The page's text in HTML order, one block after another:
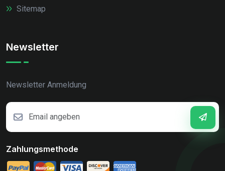
Sitemap
Newsletter
Newsletter Anmeldung
Zahlungsmethode